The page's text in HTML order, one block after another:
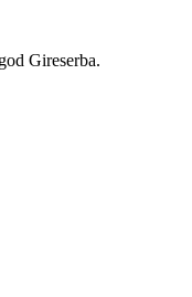
Gireserba.